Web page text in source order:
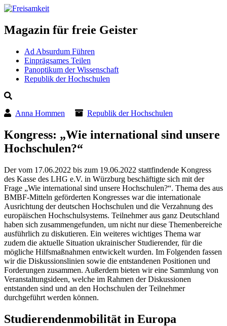
Magazin für freie Geister
Ad Absurdum Führen
Einprägsames Teilen
Panoptikum der Wissenschaft
Republik der Hochschulen
Anna Hommen Republik der Hochschulen
Kongress: „Wie international sind unsere
Hochschulen?“
Der vom 17.06.2022 bis zum 19.06.2022 stattfindende Kongress
des Kasse des LHG e.V. in Würzburg beschäftigte sich mit der
Frage „Wie international sind unsere Hochschulen?“. Thema des aus
BMBF-Mitteln geförderten Kongresses war die internationale
Ausrichtung der deutschen Hochschulen und die Verzahnung des
europäischen Hochschulsystems. Teilnehmer aus ganz Deutschland
haben sich zusammengefunden, um nicht nur diese Themenbereiche
ausführlich zu diskutieren. Ein weiteres wichtiges Thema war
zudem die aktuelle Situation ukrainischer Studierender, für die
mögliche Hilfsmaßnahmen entwickelt wurden. Im Folgenden fassen
wir die Diskussionslinien sowie die entstandenen Positionen und
Forderungen zusammen. Außerdem bieten wir eine Sammlung von
Veranstaltungsideen, welche im Rahmen der Diskussionen
entstanden sind und an den Hochschulen der Teilnehmer
durchgeführt werden können.
Studierendenmobilität in Europa